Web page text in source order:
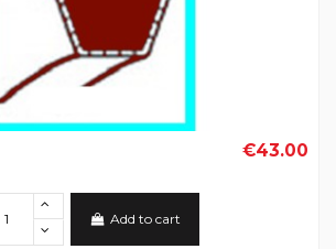
€43.00
Add to cart